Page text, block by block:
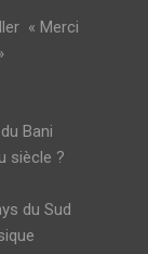
« Merci
Bani
siècle ?
du Sud